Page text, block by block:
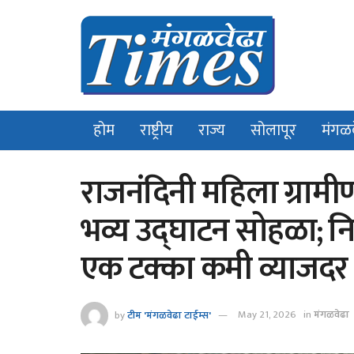
होम राष्ट्रीय राज्य सोलापूर
राजनंदिनी महिला
भव्य उद्घाटन सोहळा;
एक टक्का कमी व्याजदर
byटीम 'मंगळवेढा टाईम्स' May 21, 2026 inमंगळवेढा